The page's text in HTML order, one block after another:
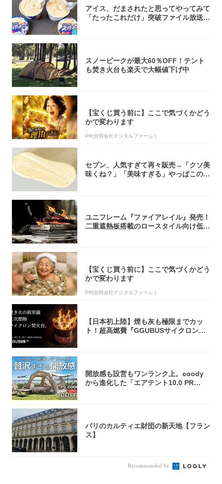
アイス、だまされたと思ってやってみて
「たったこれだけ」突破ファイル放送で
スノーピークが最大60％OFF！テント
も焚き火台も楽天で大幅値下げ中
【宝くじ買う前に】ここで気づくかどう
かで変わります
PR(合同会社デジタルファーム )
セブン、人気すぎて再々販売→「クソ美
味くね？」「美味すぎる」やっぱこのク
ユニフレーム『ファイアレイル』発売！
二重遮熱板搭載のロースタイル向け低型
【宝くじ買う前に】ここで気づくかどう
かで変わります
PR(合同会社デジタルファーム )
【日本初上陸】煙も灰も極限までカッ
ト！超高燃費『GGUBUSサイクロン焚
開放感も設営もワンランク上。coody
から進化した「エアテント10.0 PR
パリのカルティエ財団の新天地【フラン
ス】
Recommended by